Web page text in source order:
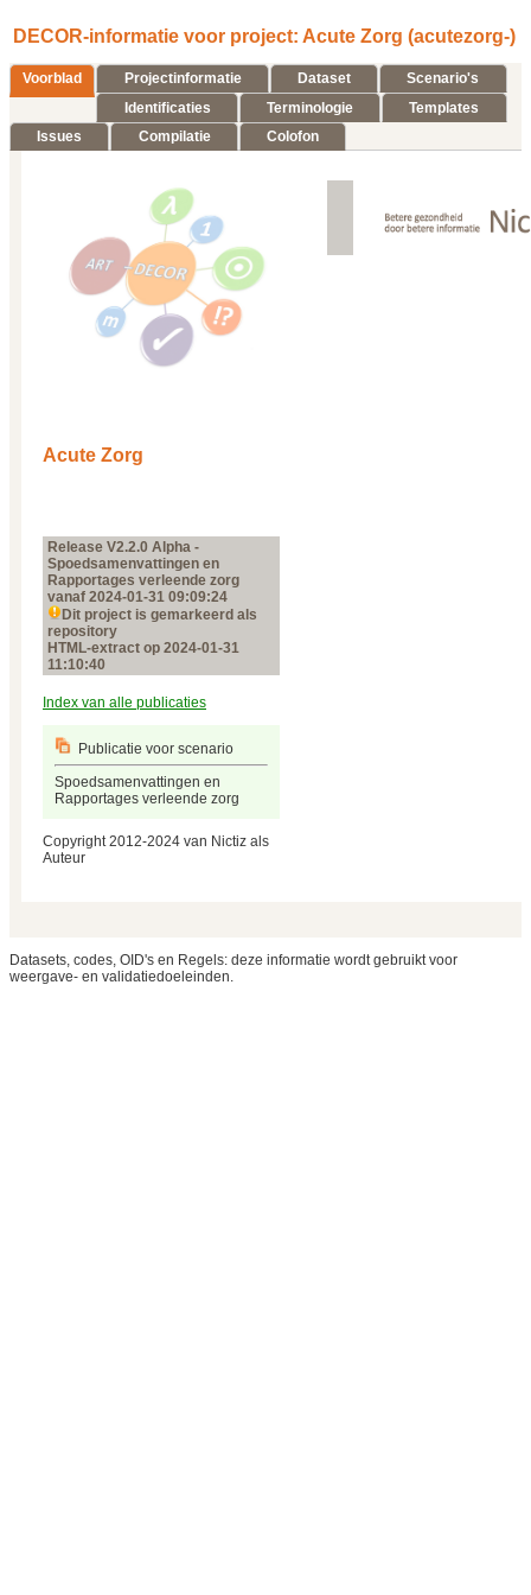
DECOR-informatie voor project: Acute Zorg (acutezorg-)
Voorblad Projectinformatie Dataset
Scenario's
Identificaties
Terminologie
Templates
Issues
Compilatie Colofon
Acute Zorg
Release V2.2.0 Alpha -
Spoedsamenvattingen en
Rapportages verleende zorg
vanaf 2024‑01‑31 09:09:24
Dit project is gemarkeerd als
repository
HTML-extract op 2024‑01‑31
11:10:40
Index van alle publicaties
Publicatie voor scenario
Spoedsamenvattingen en
Rapportages verleende zorg
Copyright 2012-2024 van Nictiz als
Auteur
Datasets, codes, OID's en Regels: deze informatie wordt gebruikt voor
weergave- en validatiedoeleinden.